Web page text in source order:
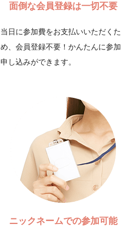
面倒な会員登録は一切不要
当日に参加費をお支払いいただくた
め、会員登録不要！かんたんに参加
申し込みができます。
ニックネームでの参加可能